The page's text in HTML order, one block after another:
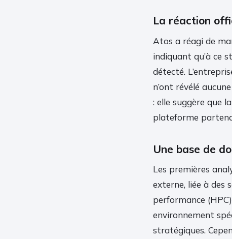
La réaction
Atos a réagi de
indiquant qu’à ce
détecté.
n’ont révélé
: elle suggère que
plateforme
Une base de
Les premières
externe, liée à des
performance
environnement
stratégiques.